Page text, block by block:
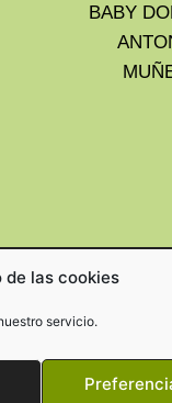
las cookies
servicio.
BABY